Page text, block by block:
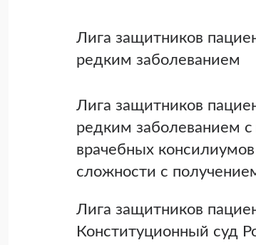
Лига защитников
редким заболеванием
Лига защитников
редким заболеванием с
врачебных
сложности с
Лига защитников
Конституционный суд